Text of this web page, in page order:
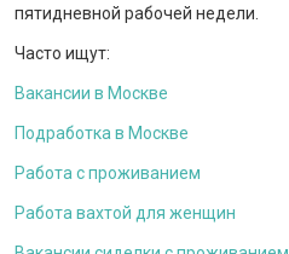
пятидневной рабочей недели.
Часто ищут:
Вакансии в Москве
Подработка в Москве
Работа с проживанием
Работа вахтой для женщин